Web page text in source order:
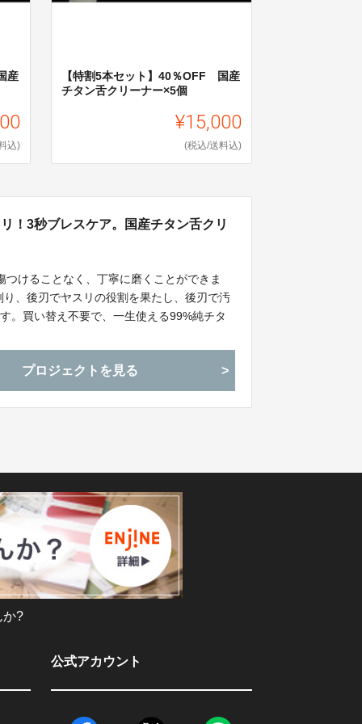
産
込)
【特割5本セット】40％OFF 国産
チタン舌クリーナー×5個
¥15,000
(税込/送料込)
！3秒ブレスケア。国産チタン舌クリ
けることなく、丁寧に磨くことができま
、後刃でヤスリの役割を果たし、後刃で汚
。買い替え不要で、一生使える99%純チタ
プロジェクトを見る
か?
公式アカウント